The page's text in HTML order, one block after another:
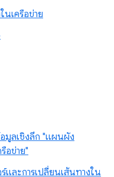
นเครือข่าย
มูลเชิงลึก "แผนผัง
อข่าย"
และการเปลี่ยนเส้นทางใน